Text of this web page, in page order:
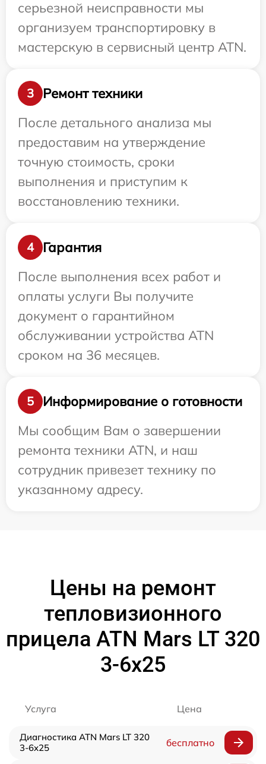
серьезной неисправности мы
организуем транспортировку в
мастерскую в сервисный центр ATN.
3
Ремонт техники
После детального анализа мы
предоставим на утверждение
точную стоимость, сроки
выполнения и приступим к
восстановлению техники.
4
Гарантия
После выполнения всех работ и
оплаты услуги Вы получите
документ о гарантийном
обслуживании устройства ATN
сроком на 36 месяцев.
5
Информирование о готовности
Мы сообщим Вам о завершении
ремонта техники ATN, и наш
сотрудник привезет технику по
указанному адресу.
Цены на ремонт
тепловизионного
прицела ATN Mars LT 320
3-6x25
Услуга Цена
Диагностика ATN Mars LT 320
3-6x25
бесплатно